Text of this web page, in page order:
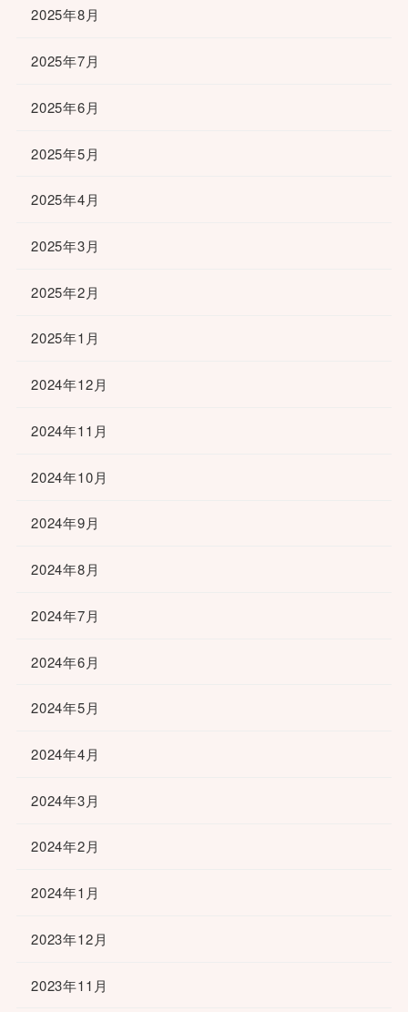
2025年8月
2025年7月
2025年6月
2025年5月
2025年4月
2025年3月
2025年2月
2025年1月
2024年12月
2024年11月
2024年10月
2024年9月
2024年8月
2024年7月
2024年6月
2024年5月
2024年4月
2024年3月
2024年2月
2024年1月
2023年12月
2023年11月